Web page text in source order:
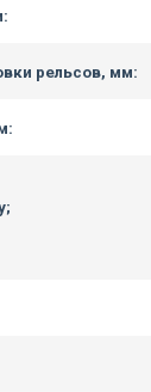
рельсов, мм: